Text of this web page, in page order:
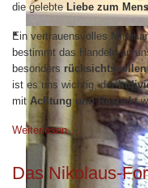
die gelebte Liebe zum
Ein vertrauensvolles
bestimmt das Handeln an
besonders
ist es uns wichtig, der
mit Achtung und Respekt
Weiterlesen …
Das Nikolaus-